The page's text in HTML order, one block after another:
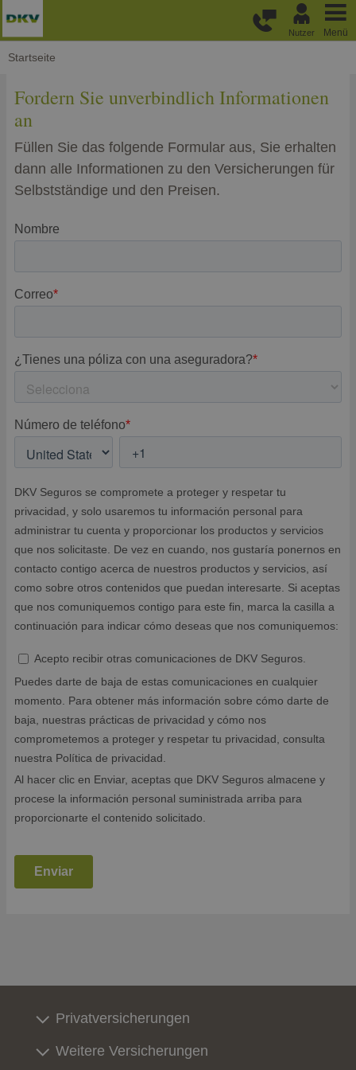
Nutzer Menü
Startseite
Fordern Sie unverbindlich Informationen
an
Füllen Sie das folgende Formular aus, Sie erhalten
dann alle Informationen zu den Versicherungen für
Selbstständige und den Preisen.
Privatversicherungen
Weitere Versicherungen